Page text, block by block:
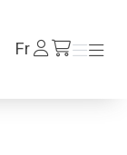
FrSe
connecter/fr/cart
Menu
Menu